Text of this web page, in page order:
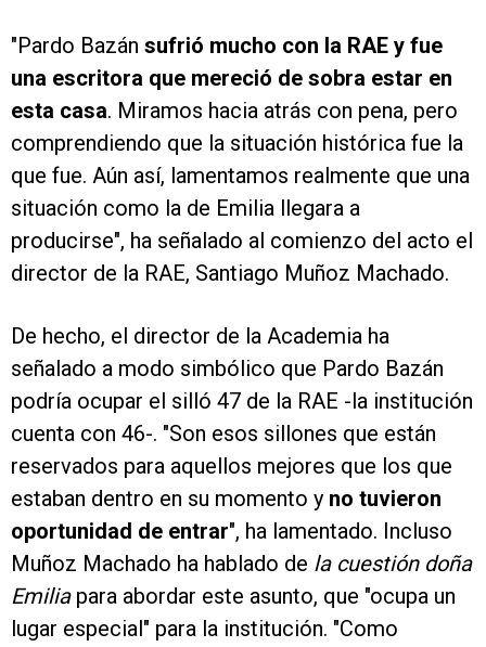
"Pardo Bazán sufrió mucho con la RAE y fue
una escritora que mereció de sobra estar en
esta casa. Miramos hacia atrás con pena, pero
comprendiendo que la situación histórica fue la
que fue. Aún así, lamentamos realmente que una
situación como la de Emilia llegara a
producirse", ha señalado al comienzo del acto el
director de la RAE, Santiago Muñoz Machado.
De hecho, el director de la Academia ha
señalado a modo simbólico que Pardo Bazán
podría ocupar el silló 47 de la RAE -la institución
cuenta con 46-. "Son esos sillones que están
reservados para aquellos mejores que los que
estaban dentro en su momento y no tuvieron
oportunidad de entrar", ha lamentado. Incluso
Muñoz Machado ha hablado de la cuestión doña
Emiliapara abordar este asunto, que "ocupa un
lugar especial" para la institución. "Como